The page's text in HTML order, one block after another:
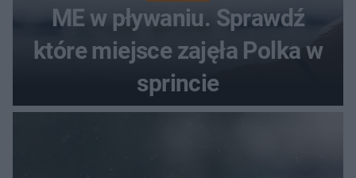
ME w pływaniu. Sprawdź
które miejsce zajęła Polka w
sprincie